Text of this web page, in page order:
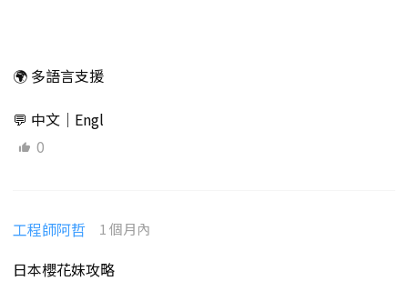
🌍 多語言支援
💬 中文｜Engl
0
工程師阿哲 1 個月內
日本櫻花妹攻略